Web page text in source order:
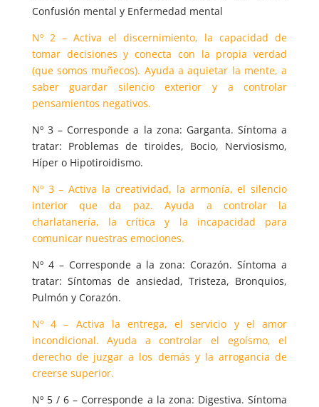
Confusión mental y Enfermedad mental
Nº 2 – Activa el discernimiento, la capacidad de
tomar decisiones y conecta con la propia verdad
(que somos muñecos). Ayuda a aquietar la mente, a
saber guardar silencio exterior y a controlar
pensamientos negativos.
Nº 3 – Corresponde a la zona: Garganta. Síntoma a
tratar: Problemas de tiroides, Bocio, Nerviosismo,
Híper o Hipotiroidismo.
Nº 3 – Activa la creatividad, la armonía, el silencio
interior que da paz. Ayuda a controlar la
charlatanería, la crítica y la incapacidad para
comunicar nuestras emociones.
Nº 4 – Corresponde a la zona: Corazón. Síntoma a
tratar: Síntomas de ansiedad, Tristeza, Bronquios,
Pulmón y Corazón.
Nº 4 – Activa la entrega, el servicio y el amor
incondicional. Ayuda a controlar el egoísmo, el
derecho de juzgar a los demás y la arrogancia de
creerse superior.
Nº 5 / 6 – Corresponde a la zona: Digestiva. Síntoma